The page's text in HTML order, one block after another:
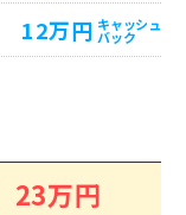
12万円 キャッシュ
バック
23万円